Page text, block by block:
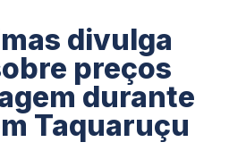
divulga
preços
durante
Taquaruçu